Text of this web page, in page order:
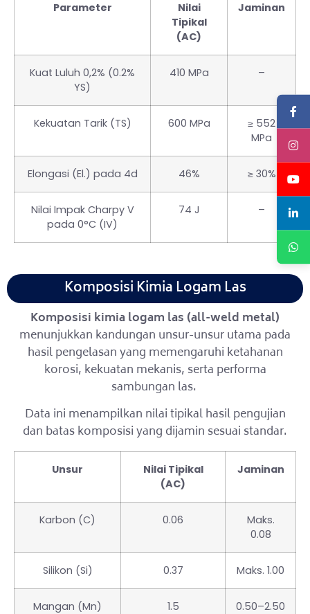
Parameter
Nilai
Tipikal
(AC)
Jaminan
Kuat Luluh 0,2% (0.2%
YS)
410 MPa –
Kekuatan Tarik (TS) 600 MPa
≥ 552
MPa
Elongasi (El.) pada 4d 46% ≥ 30%
Nilai Impak Charpy V
pada 0°C (IV)
74 J –
Komposisi Kimia Logam Las
Komposisi kimia logam las (all-weld metal)
menunjukkan kandungan unsur-unsur utama pada
hasil pengelasan yang memengaruhi ketahanan
korosi, kekuatan mekanis, serta performa
sambungan las.
Data ini menampilkan nilai tipikal hasil pengujian
dan batas komposisi yang dijamin sesuai standar.
Unsur
Nilai Tipikal
(AC)
Jaminan
Karbon (C) 0.06
Maks.
0.08
Silikon (Si) 0.37 Maks. 1.00
Mangan (Mn) 1.5 0.50–2.50